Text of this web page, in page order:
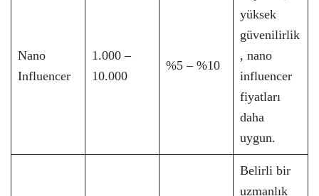
Nano
Influencer
1.000 –
10.000
%5 – %10
yüksek
güvenilirlik
, nano
influencer
fiyatları
daha
uygun.
Belirli bir
uzmanlık